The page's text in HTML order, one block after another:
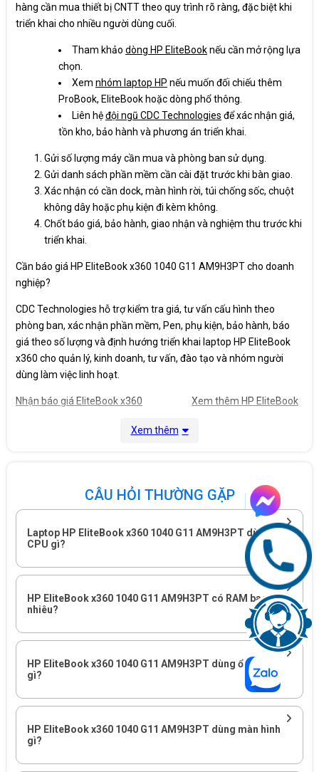
hàng cần mua thiết bị CNTT theo quy trình rõ ràng, đặc biệt khi
triển khai cho nhiều người dùng cuối.
Tham khảo dòng HP EliteBooknếu cần mở rộng lựa
chọn.
Xem nhóm laptop HP nếu muốn đối chiếu thêm
ProBook, EliteBook hoặc dòng phổ thông.
Liên hệđội ngũ CDC Technologies để xác nhận giá,
tồn kho, bảo hành và phương án triển khai.
Gửi số lượng máy cần mua và phòng ban sử dụng.
Gửi danh sách phần mềm cần cài đặt trước khi bàn giao.
Xác nhận có cần dock, màn hình rời, túi chống sốc, chuột
không dây hoặc phụ kiện đi kèm không.
Chốt báo giá, bảo hành, giao nhận và nghiệm thu trước khi
triển khai.
Cần báo giá HP EliteBook x360 1040 G11 AM9H3PT cho doanh
nghiệp?
CDC Technologies hỗ trợ kiểm tra giá, tư vấn cấu hình theo
phòng ban, xác nhận phần mềm, Pen, phụ kiện, bảo hành, báo
giá theo số lượng và định hướng triển khai laptop HP EliteBook
x360 cho quản lý, kinh doanh, tư vấn, đào tạo và nhóm người
dùng làm việc linh hoạt.
Nhận báo giá EliteBook x360 Xem thêm HP EliteBook
Xem thêm
CÂU HỎI THƯỜNG GẶP
Laptop HP EliteBook x360 1040 G11 AM9H3PT dùng
CPU gì?
HP EliteBook x360 1040 G11 AM9H3PT có RAM bao
nhiêu?
HP EliteBook x360 1040 G11 AM9H3PT dùng ổ cứng
gì?
HP EliteBook x360 1040 G11 AM9H3PT dùng màn hình
gì?